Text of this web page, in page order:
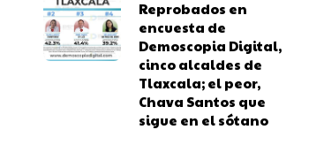
Reprobados en
encuesta de
Demoscopia Digital,
cinco alcaldes de
Tlaxcala; el peor,
Chava Santos que
sigue en el sótano